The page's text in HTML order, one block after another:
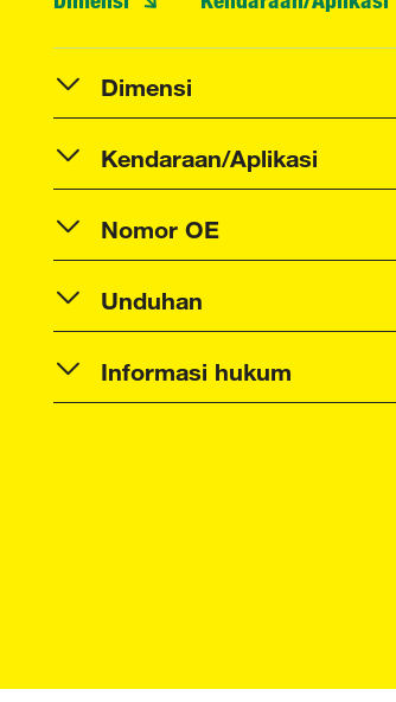
Dimensi
Kendaraan/Aplikasi
Nomor OE
Unduhan
Informasi hukum